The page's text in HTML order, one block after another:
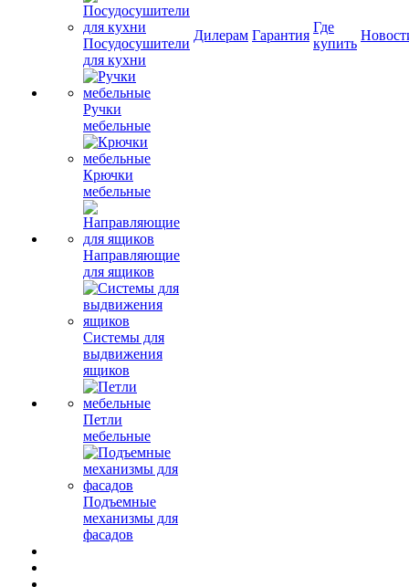
Посудосушители
для кухни
Ручки
мебельные
Крючки
мебельные
Направляющие
для ящиков
Системы для
выдвижения
ящиков
Петли
мебельные
Подъемные
механизмы для
фасадов
Дилерам Гарантия
Где
купить